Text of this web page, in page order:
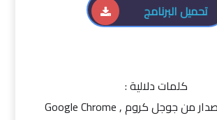
تحميل البرنامج
كلمات دلالية :
تحميل آخر إصدار من جوجل كروم , Google Chrome